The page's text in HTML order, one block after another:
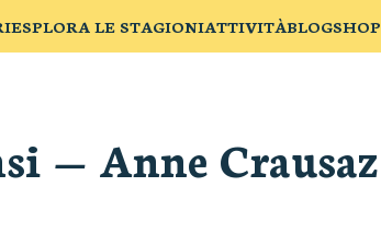
ESPLORA LE STAGIONIATTIVITÀBLOGSHOP
— Anne Crausaz